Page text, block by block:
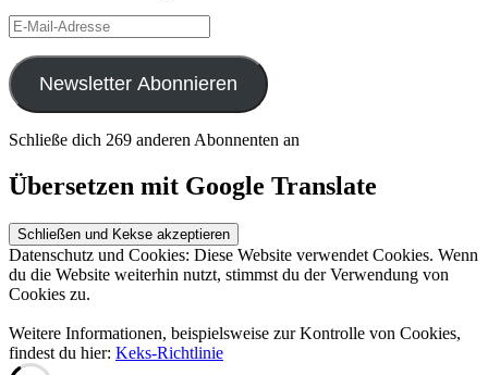
E-
Mail-
Adresse
Newsletter Abonnieren
Schließe dich 269 anderen Abonnenten an
Übersetzen mit Google Translate
Datenschutz und Cookies: Diese Website verwendet Cookies. Wenn
du die Website weiterhin nutzt, stimmst du der Verwendung von
Cookies zu.
Weitere Informationen, beispielsweise zur Kontrolle von Cookies,
findest du hier: Keks-Richtlinie